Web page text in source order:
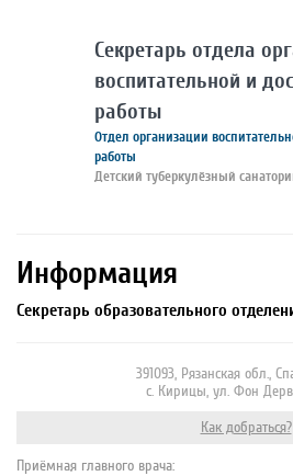
Секретарь отдела
воспитательной и
работы
Отдел организации
работы
Детский туберкулёзный
Информация
Секретарь образовательного
391093, Рязанская обл.,
с. Кирицы, ул. Фон
Как добраться?
Приёмная главного врача: